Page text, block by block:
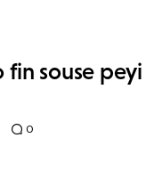
fin souse peyi
0